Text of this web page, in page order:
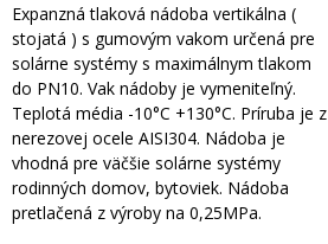
Expanzná tlaková nádoba vertikálna (
stojatá ) s gumovým vakom určená pre
solárne systémy s maximálnym tlakom
do PN10. Vak nádoby je vymeniteľný.
Teplotá média -10°C +130°C. Príruba je z
nerezovej ocele AISI304. Nádoba je
vhodná pre väčšie solárne systémy
rodinných domov, bytoviek. Nádoba
pretlačená z výroby na 0,25MPa.